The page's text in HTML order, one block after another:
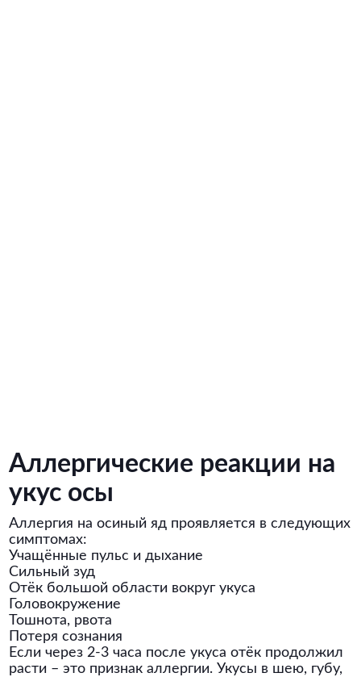
Аллергические реакции на
укус осы
Аллергия на осиный яд проявляется в следующих
симптомах:
Учащённые пульс и дыхание
Сильный зуд
Отёк большой области вокруг укуса
Головокружение
Тошнота, рвота
Потеря сознания
Если через 2-3 часа после укуса отёк продолжил
расти – это признак аллергии. Укусы в шею, губу,